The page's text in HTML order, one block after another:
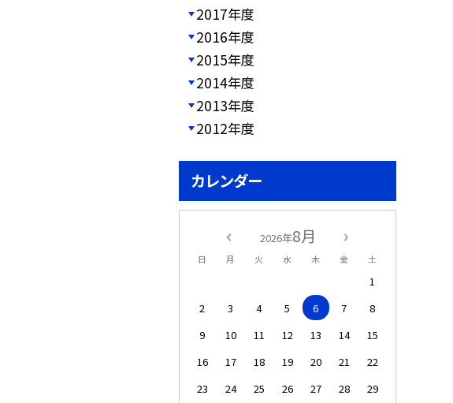
2017年度
2016年度
2015年度
2014年度
2013年度
2012年度
カレンダー
2026年8月
日 月 火 水 木 金 土
1
2
3 4 5 6 7
8
9
10 11 12 13 14
15
16
17 18 19 20 21
22
23
24 25 26 27 28
29